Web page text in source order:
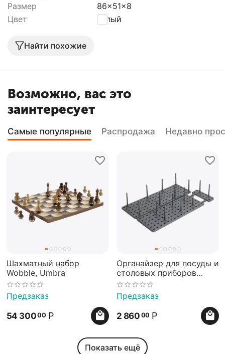
Размер
86x51x8
Цвет
белый
Найти похожие
Возможно, вас это
заинтересует
Самые популярные Распродажа Недавно
Шахматный набор
Wobble, Umbra
Предзаказ
54 30000 Р
Органайзер для посуды и
столовых приборов
Peggy серый, Umbra
Предзаказ
2 860 00 Р
Показать ещё